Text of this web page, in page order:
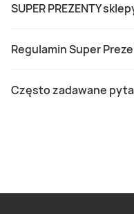
SUPER PREZENTY
Regulamin Super
Często zadawane